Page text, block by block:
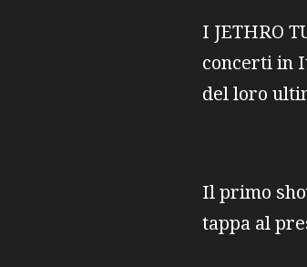
I JETHRO
concerti in
del loro
Il primo
tappa al